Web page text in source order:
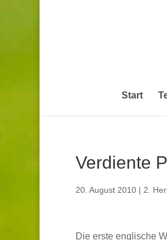
Start
Verdiente
20. August 2010| 2.
Die erste englische